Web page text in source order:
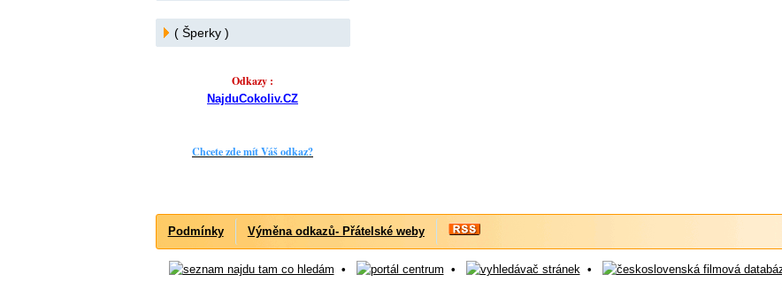
( Šperky )
Odkazy :
NajduCokoliv.CZ
Chcete zde mít Váš odkaz?
Podmínky Výměna odkazů- Přátelské weby
• • •